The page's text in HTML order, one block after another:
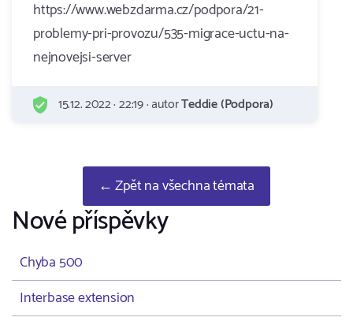
https://www.webzdarma.cz/podpora/21-
problemy-pri-provozu/535-migrace-uctu-na-
nejnovejsi-server
15.12. 2022 · 22:19 · autorTeddie (Podpora)
← Zpět na všechna témata
Nové příspěvky
Chyba 500
Interbase extension